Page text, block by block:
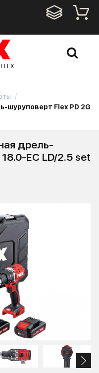
шуруповерт Flex PD 2G
дрель-
EC LD/2.5 set